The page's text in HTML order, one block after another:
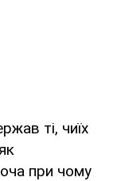
ті, чиїх
при чому